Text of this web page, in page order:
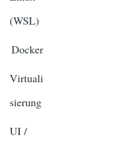
(WSL)
Docker
Virtuali
sierung
UI /